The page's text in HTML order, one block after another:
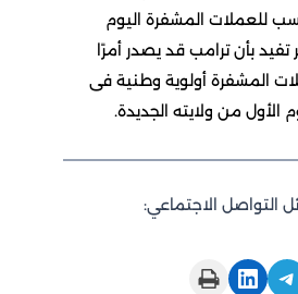
للعملات المشفرة اليوم
بأن ترامب قد يصدر أمرًا
المشفرة أولوية وطنية فى
من ولايته الجديدة.
التواصل الاجتماعي:
Share on
Share on LinkedIn
Print this Page